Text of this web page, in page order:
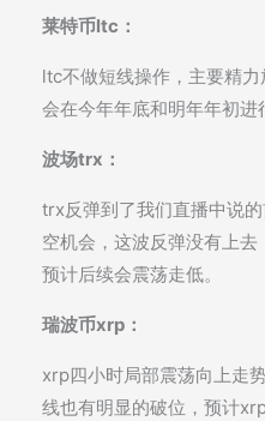
莱特币ltc：
ltc不做短线操作，主要精
会在今年年底和明年年初进
波场trx：
trx反弹到了我们直播中说
空机会，这波反弹没有上去
预计后续会震荡走低。
瑞波币xrp：
xrp四小时局部震荡向上走
线也有明显的破位，预计